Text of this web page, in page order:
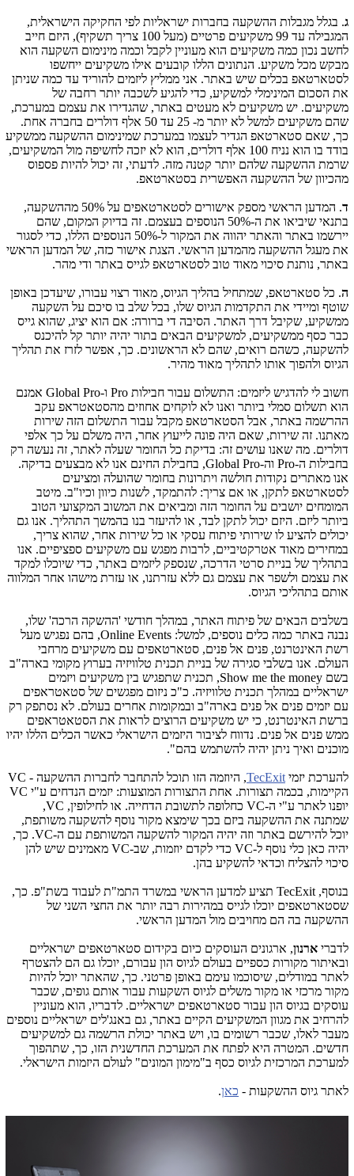
ג. בגלל מגבלות ההשקעה בחברות ישראליות לפי החקיקה הישראלית,
המגבילה עד 99 משקיעים פרטיים (מעל 100 צריך תשקיף), היזם חייב
לחשב נכון כמה משקיעים הוא מעוניין לקבל וכמה מינימום השקעה הוא
מבקש מכל משקיע. הנתונים הללו קובעים אילו משקיעים ייחשפו
לסטארטאפ בכלים שיש באתר. אני ממליץ ליזמים להוריד עד כמה שניתן
את הסכום המינימלי למשקיע, כדי להגיע לשכבה יותר רחבה של
משקיעים. יש משקיעים לא מעטים באתר, שהגדירו את עצמם במערכת,
שהם משקיעים למשל לא יותר מ- 25 עד 50 אלף דולרים בחברה אחת.
כך, שאם סטארטאפ הגדיר לעצמו במערכת שמינימום ההשקעה ממשקיע
בודד בו הוא נניח 100 אלף דולרים, הוא לא יזכה לחשיפה מול המשקיעים,
שרמת ההשקעה שלהם יותר קטנה מזה. לדעתי, זה יכול להיות פספוס
מהכיוון של ההשקעה האפשרית בסטארטאפ.
ד
. המדען הראשי מספק אישורים לסטארטאפים על 50% מההשקעה,
בתנאי שיביאו את ה-50% הנוספים בעצמם. זה בדיוק המקום, שהם
יירשמו באתר והאתר יהווה את המקור ל-50% הנוספים הללו, כדי לסגור
את מעגל ההשקעה מהמדען הראשי. הצגת אישור כזה, של המדען הראשי
באתר, נותנת סיכוי מאוד טוב לסטארטאפ לגייס באתר ודי מהר.
ה. כל סטארטאפ, שמתחיל בהליך הגיוס, מאוד רצוי עבורו, שיעדכן באופן
שוטף ומיידי את התקדמות הגיוס שלו, בכל שלב בו סיכם על השקעה
ממשקיע, שקיבל דרך האתר. הסיבה די ברורה: אם הוא יציג, שהוא גייס
כבר כסף ממשקיעים, למשקיעים הבאים בתור יהיה יותר קל להיכנס
להשקעה, כשהם רואים, שהם לא הראשונים. כך, אפשר לזרז את תהליך
הגיוס ולהפוך אותו לתהליך מאוד מהיר.
חשוב לי להדגיש ליזמים: התשלום עבור חבילות Pro ו-Global Pro אמנם
הוא תשלום סמלי ביותר ואנו לא לוקחים אחוזים מהסטאטראפ עקב
ההרשמה באתר, אבל הסטארטאפ מקבל עבור התשלום הזה שירות
מאתנו. זה שירות, שאם היה פונה לייעוץ אחר, היה משלם על כך אלפי
דולרים. מה שאנו עושים זה: בדיקת כל החומר שעלה לאתר, זה נעשה רק
בחבילות ה-Pro וה-Global Pro, בחבילת החינם אנו לא מבצעים בדיקה.
אנו מאתרים נקודות חולשה ויתרונות בחומר שהועלה ומציעים
לסטארטאפ לתקן, או אם צריך: להתמקד, לשנות כיוון וכיו"ב. מיטב
המומחים יושבים על החומר הזה ומביאים את המשוב המקצועי הטוב
ביותר ליזם. היזם יכול לתקן לבד, או להיעזר בנו בהמשך התהליך. אנו גם
יכולים להציע לו שירותי פיתוח עסקי או כל שירות אחר, שהוא צריך,
במחירים מאוד אטרקטיביים, לרבות מפגש עם משקיעים ספציפיים. אנו
בתהליך של בניית סרטי הדרכה, שנספק ליזמים באתר, כדי שיוכלו למקד
את עצמם ולשפר את עצמם גם ללא עזרתנו, או עזרת מישהו אחר המלווה
אותם בתהליכי הגיוס.
בשלבים הבאים של פיתוח האתר, במהלך חודשי 'ההשקה הרכה' שלו,
נבנה באתר כמה כלים נוספים, למשל: Online Events, בהם נפגיש מעל
רשת האינטרנט, פנים אל פנים, סטארטאפים עם משקיעים מרחבי
העולם. אנו בשלבי סגירה של בניית תכנית טלוויזיה בערוץ מקומי בארה"ב
בשם Show me the money, תכנית שתפגיש בין משקיעים ויזמים
ישראליים במהלך תכנית טלוויזיה. כ"כ ניזום מפגשים של סטאטראפים
עם יזמים פנים אל פנים בארה"ב ובמקומות אחרים בעולם. לא נסתפק רק
ברשת האינטרנט, כי יש משקיעים הרוצים לראות את הסטאטראפים
ממש פנים אל פנים. נדווח לציבור היזמים הישראלי כאשר הכלים הללו יהיו
מוכנים ואיך ניתן יהיה להשתמש בהם".
להערכת יזמי TecExit
, היוזמה הזו תוכל להתחבר לחברות ההשקעה - VC
הקיימות, בכמה תצורות. אחת התצורות המוצעות: יזמים הנדחים ע"י VC
יופנו לאתר ע"י ה-VC כחלופה לתשובת הדחייה. או לחילופין, VC,
שמתנה את ההשקעה ביזם בכך שימצא מקור נוסף להשקעה משותפת,
יוכל להירשם באתר וזה יהיה המקור להשקעה המשותפת עם ה-VC. כך,
יהיה כאן כלי נוסף ל-VC כדי לקדם יוזמות, שב-VC מאמינים שיש להן
סיכוי להצליח וכדאי להשקיע בהן.
בנוסף, TecExit תציע למדען הראשי במשרד התמ"ת לעבוד בשת"פ. כך,
שסטארטאפים יוכלו לגייס במהירות רבה יותר את החצי השני של
ההשקעה בה הם מחויבים מול המדען הראשי.
לדברי ארנון, ארגונים העוסקים כיום בקידום סטארטאפים ישראליים
ובאיתור מקורות כספיים בעולם לגיוס הון עבורם, יוכלו גם הם להצטרף
לאתר במודלים, שיסוכמו עימם באופן פרטני. כך, שהאתר יוכל להיות
מקור מרכזי או מקור משלים לגיוס השקעות עבור אותם גופים, שכבר
עוסקים בגיוס הון עבור סטארטאפים ישראליים. לדבריו, הוא מעוניין
להרחיב את מגוון המשקיעים הקיים באתר, גם באנג'לים ישראליים נוספים
מעבר לאלו, שכבר רשומים בו, ויש באתר יכולת הרשמה גם למשקיעים
חדשים. המטרה היא לפתח את המערכת החדשנית הזו, כך, שתהפוך
למערכת המרכזית לגיוס כסף ב"מימון המונים" לעולם היזמות הישראלי.
לאתר גיוס ההשקעות - כאן.